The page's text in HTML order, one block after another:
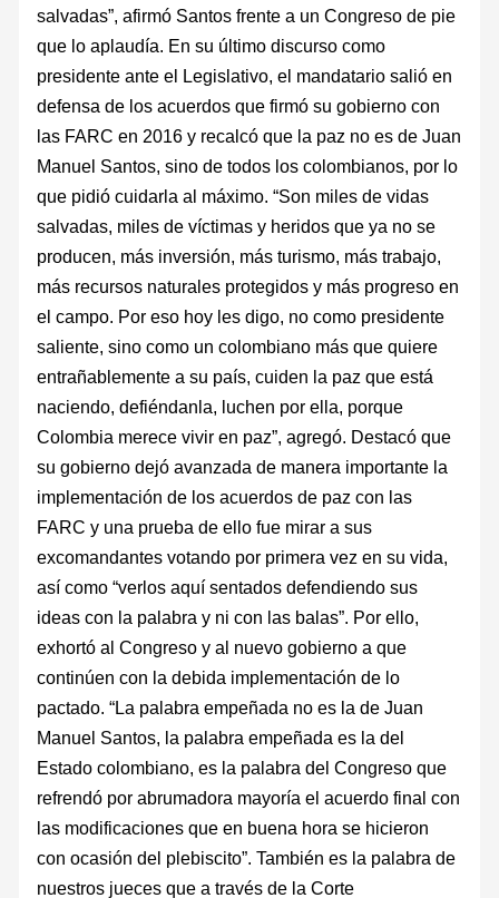
salvadas”, afirmó Santos frente a un Congreso de pie
que lo aplaudía. En su último discurso como
presidente ante el Legislativo, el mandatario salió en
defensa de los acuerdos que firmó su gobierno con
las FARC en 2016 y recalcó que la paz no es de Juan
Manuel Santos, sino de todos los colombianos, por lo
que pidió cuidarla al máximo. “Son miles de vidas
salvadas, miles de víctimas y heridos que ya no se
producen, más inversión, más turismo, más trabajo,
más recursos naturales protegidos y más progreso en
el campo. Por eso hoy les digo, no como presidente
saliente, sino como un colombiano más que quiere
entrañablemente a su país, cuiden la paz que está
naciendo, defiéndanla, luchen por ella, porque
Colombia merece vivir en paz”, agregó. Destacó que
su gobierno dejó avanzada de manera importante la
implementación de los acuerdos de paz con las
FARC y una prueba de ello fue mirar a sus
excomandantes votando por primera vez en su vida,
así como “verlos aquí sentados defendiendo sus
ideas con la palabra y ni con las balas”. Por ello,
exhortó al Congreso y al nuevo gobierno a que
continúen con la debida implementación de lo
pactado. “La palabra empeñada no es la de Juan
Manuel Santos, la palabra empeñada es la del
Estado colombiano, es la palabra del Congreso que
refrendó por abrumadora mayoría el acuerdo final con
las modificaciones que en buena hora se hicieron
con ocasión del plebiscito”. También es la palabra de
nuestros jueces que a través de la Corte